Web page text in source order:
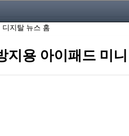
디지탈 뉴스 홈
지용 아이패드 미